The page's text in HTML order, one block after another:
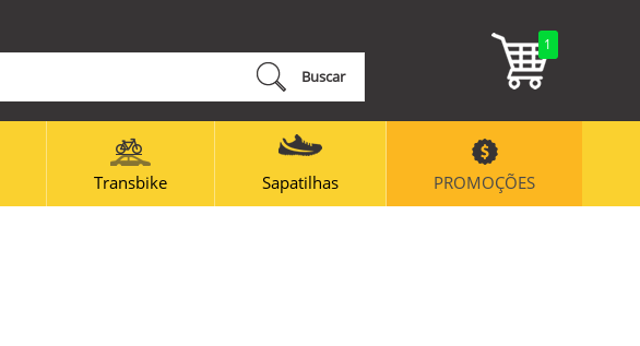
Buscar
1
Transbike Sapatilhas PROMOÇÕES